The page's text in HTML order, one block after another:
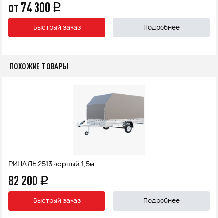
от 74 300 q
Быстрый заказ Подробнее
ПОХОЖИЕ ТОВАРЫ
РИНАЛЬ 2513 черный 1,5м
82 200 q
Быстрый заказ Подробнее